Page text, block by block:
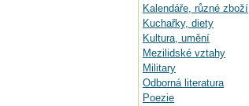
Kalendáře, různé zboží
Kuchařky, diety
Kultura, umění
Mezilidské vztahy
Military
Odborná literatura
Poezie